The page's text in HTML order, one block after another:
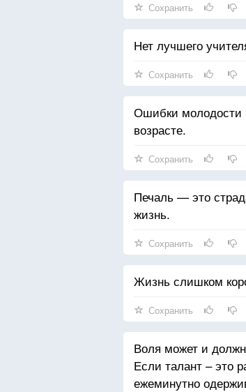
Сохранить
Нет лучшего
Сохранить
Ошибки молодости
возрасте.
Сохранить
Печаль — это
жизнь.
Сохранить
Жизнь слишком
Сохранить
Воля может и
Если талант – это
ежеминутно